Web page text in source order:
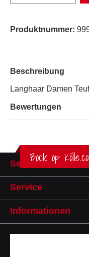
Produktnummer:
Beschreibung
Langhaar Damen
Bewertungen
Bock op
Service-Hotline
Service
Informationen